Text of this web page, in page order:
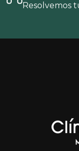
Resolvemos